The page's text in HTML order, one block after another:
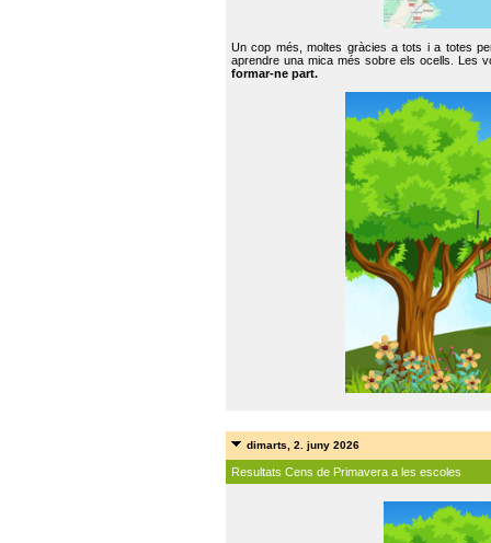
Un cop més, moltes gràcies a tots i a totes
aprendre una mica més sobre els ocells. Les
formar-ne part.
dimarts, 2. juny 2026
Resultats Cens de Primavera a les escoles